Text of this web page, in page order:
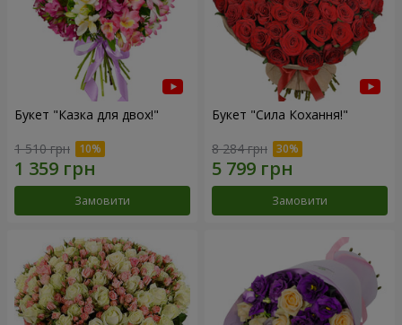
Букет "Казка для двох!"
1 510 грн
Замовити
Букет "Сила Кохання!"
8 284 грн
Замовити